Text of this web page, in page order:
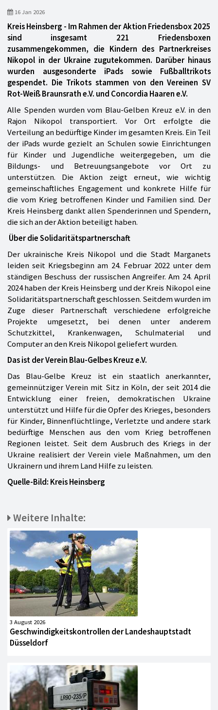
16 Jan 2026
Kreis Heinsberg - Im Rahmen der Aktion Friedensbox 2025
sind insgesamt 221 Friedensboxen
zusammengekommen, die Kindern des Partnerkreises
Nikopol in der Ukraine zugutekommen. Darüber hinaus
wurden ausgesonderte iPads sowie Fußballtrikots
gespendet. Die Trikots stammen von den Vereinen SV
Rot-Weiß Braunsrath e.V. und Concordia Haaren e.V.
Alle Spenden wurden vom Blau-Gelben Kreuz e.V. in den
Rajon Nikopol transportiert. Vor Ort erfolgte die
Verteilung an bedürftige Kinder im gesamten Kreis. Ein Teil
der iPads wurde gezielt an Schulen sowie Einrichtungen
für Kinder und Jugendliche weitergegeben, um die
Bildungs- und Betreuungsangebote vor Ort zu
unterstützen. Die Aktion zeigt erneut, wie wichtig
gemeinschaftliches Engagement und konkrete Hilfe für
die vom Krieg betroffenen Kinder und Familien sind. Der
Kreis Heinsberg dankt allen Spenderinnen und Spendern,
die sich an der Aktion beteiligt haben.
Über die Solidaritätspartnerschaft
Der ukrainische Kreis Nikopol und die Stadt Marganets
leiden seit Kriegsbeginn am 24. Februar 2022 unter dem
ständigen Beschuss der russischen Angreifer. Am 24. April
2024 haben der Kreis Heinsberg und der Kreis Nikopol eine
Solidaritätspartnerschaft geschlossen. Seitdem wurden im
Zuge dieser Partnerschaft verschiedene erfolgreiche
Projekte umgesetzt, bei denen unter anderem
Schutzkittel, Krankenwagen, Schulmaterial und
Computer an den Kreis Nikopol geliefert wurden.
Das ist der Verein Blau-Gelbes Kreuz e.V.
Das Blau-Gelbe Kreuz ist ein staatlich anerkannter,
gemeinnütziger Verein mit Sitz in Köln, der seit 2014 die
Entwicklung einer freien, demokratischen Ukraine
unterstützt und Hilfe für die Opfer des Krieges, besonders
für Kinder, Binnenflüchtlinge, Verletzte und andere stark
bedürftige Menschen aus den vom Krieg betroffenen
Regionen leistet. Seit dem Ausbruch des Kriegs in der
Ukraine realisiert der Verein viele Maßnahmen, um den
Ukrainern und ihrem Land Hilfe zu leisten.
Quelle-Bild: Kreis Heinsberg
Weitere Inhalte:
3 August 2026
Geschwindigkeitskontrollen der Landeshauptstadt
Düsseldorf